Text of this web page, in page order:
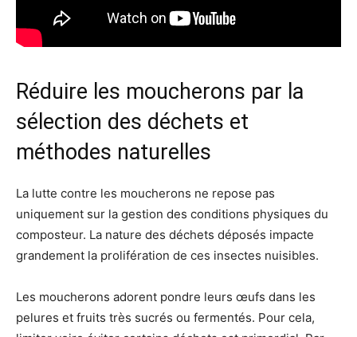
Réduire les moucherons par la
sélection des déchets et
méthodes naturelles
La lutte contre les moucherons ne repose pas
uniquement sur la gestion des conditions physiques du
composteur. La nature des déchets déposés impacte
grandement la prolifération de ces insectes nuisibles.
Les moucherons adorent pondre leurs œufs dans les
pelures et fruits très sucrés ou fermentés. Pour cela,